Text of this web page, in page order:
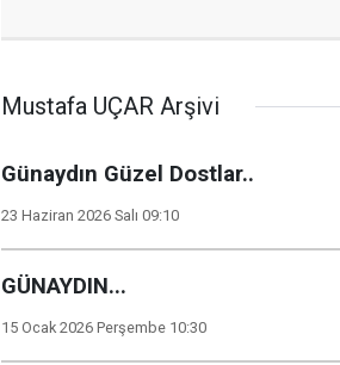
Mustafa UÇAR Arşivi
Günaydın Güzel Dostlar..
23 Haziran 2026 Salı 09:10
GÜNAYDIN...
15 Ocak 2026 Perşembe 10:30